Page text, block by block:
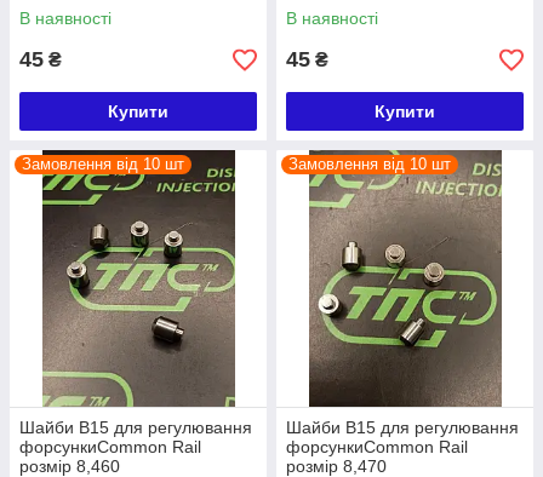
В наявності
45 ₴
Купити
В наявності
45 ₴
Купити
Замовлення від 10 шт
Шайби B15 для регулювання
форсункиCommon Rail
розмір 8,460
Замовлення від 10 шт
Шайби B15 для регулювання
форсункиCommon Rail
розмір 8,470